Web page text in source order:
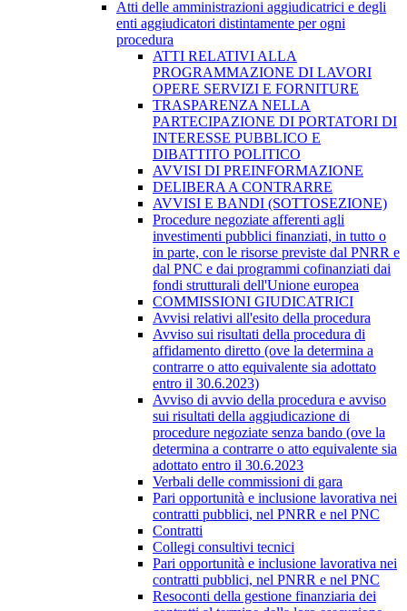
Atti delle amministrazioni aggiudicatrici e degli
enti aggiudicatori distintamente per ogni
procedura
ATTI RELATIVI ALLA
PROGRAMMAZIONE DI LAVORI
OPERE SERVIZI E FORNITURE
TRASPARENZA NELLA
PARTECIPAZIONE DI PORTATORI DI
INTERESSE PUBBLICO E
DIBATTITO POLITICO
AVVISI DI PREINFORMAZIONE
DELIBERA A CONTRARRE
AVVISI E BANDI (SOTTOSEZIONE)
Procedure negoziate afferenti agli
investimenti pubblici finanziati, in tutto o
in parte, con le risorse previste dal PNRR e
dal PNC e dai programmi cofinanziati dai
fondi strutturali dell'Unione europea
COMMISSIONI GIUDICATRICI
Avvisi relativi all'esito della procedura
Avviso sui risultati della procedura di
affidamento diretto (ove la determina a
contrarre o atto equivalente sia adottato
entro il 30.6.2023)
Avviso di avvio della procedura e avviso
sui risultati della aggiudicazione di
procedure negoziate senza bando (ove la
determina a contrarre o atto equivalente sia
adottato entro il 30.6.2023
Verbali delle commissioni di gara
Pari opportunità e inclusione lavorativa nei
contratti pubblici, nel PNRR e nel PNC
Contratti
Collegi consultivi tecnici
Pari opportunità e inclusione lavorativa nei
contratti pubblici, nel PNRR e nel PNC
Resoconti della gestione finanziaria dei